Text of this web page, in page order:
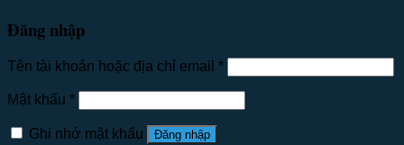
Đăng nhập
Tên tài khoản hoặc địa chỉ email *
Mật khẩu *
Ghi nhớ mật khẩu Đăng nhập